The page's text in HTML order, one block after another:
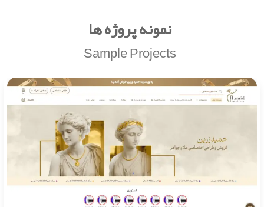
نمونه پروژه ها
Sample Projects